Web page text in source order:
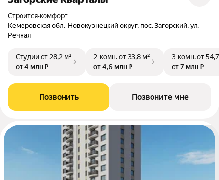
Строится•комфорт
Кемеровская обл., Новокузнецкий округ, пос. Загорский, ул.
Речная
Студииот 28,2 м²
от 4 млн ₽
2-комн.от 33,8 м²
от 4,6 млн ₽
3-комн.от
от 7 млн ₽
Позвонить Позвоните мне